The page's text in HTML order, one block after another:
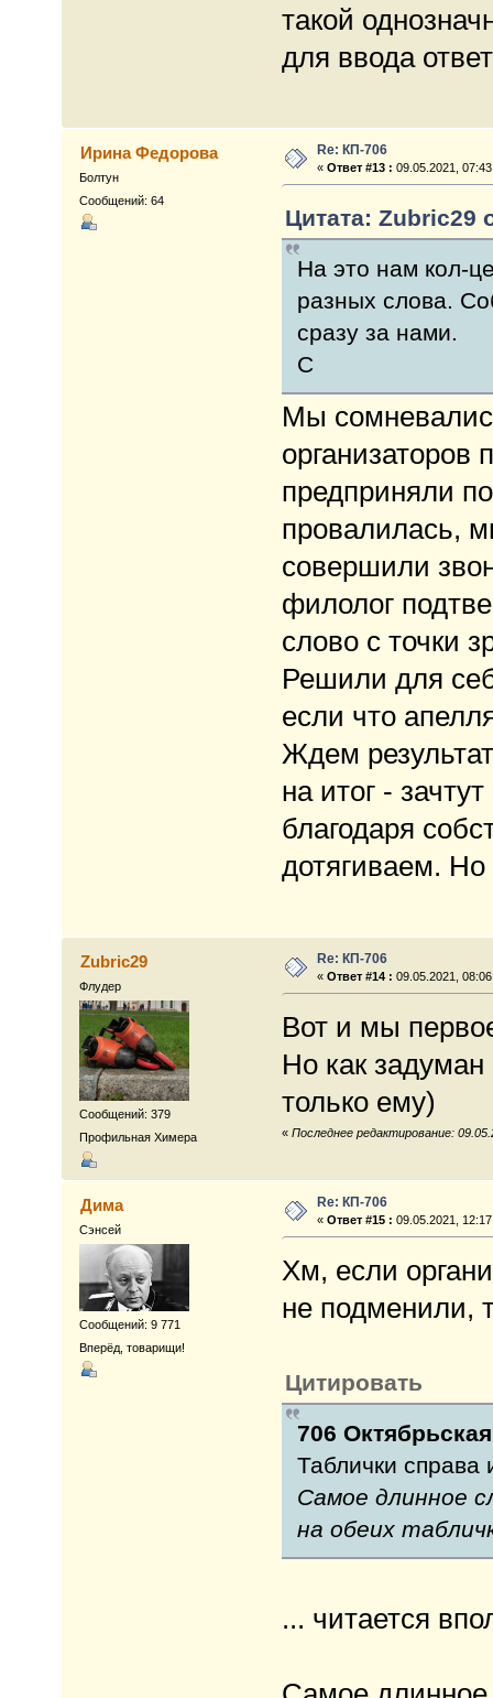
такой
для ввода
Ирина Федорова
Болтун
Сообщений: 64
Re: КП-706
«Ответ #13 : 09.05.2021,
Цитата: Zubric29
На это нам кол-
разных слова.
сразу за нами.
С
Мы
организаторов
предприняли
провалилась,
совершили
филолог
слово с точки
Решили для
если что
Ждем
на итог -
благодаря
дотягиваем. Но
Zubric29
Флудер
Сообщений: 379
Профильная Химера
Re: КП-706
«Ответ #14 : 09.05.2021,
Вот и мы
Но как
только ему)
« Последнее редактирование:
Дима
Сэнсей
Сообщений: 9 771
Вперёд, товарищи!
Re: КП-706
«Ответ #15 : 09.05.2021,
Хм, если
не подменили,
Цитировать
706
Таблички справа
Самое длинное
на обеих
... читается